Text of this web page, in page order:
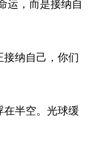
，而是接纳自
接纳自己，你们
半空。光球缓